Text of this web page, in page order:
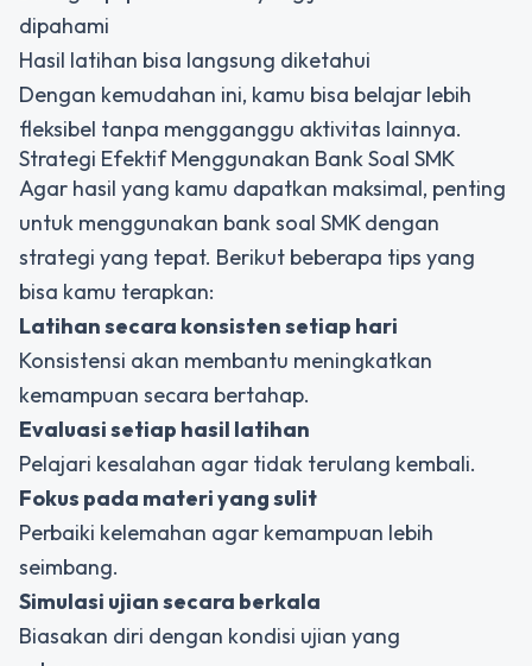
dipahami
Hasil latihan bisa langsung diketahui
Dengan kemudahan ini, kamu bisa belajar lebih
fleksibel tanpa mengganggu aktivitas lainnya.
Strategi Efektif Menggunakan Bank Soal SMK
Agar hasil yang kamu dapatkan maksimal, penting
untuk menggunakan bank soal SMK dengan
strategi yang tepat. Berikut beberapa tips yang
bisa kamu terapkan:
Latihan secara konsisten setiap hari
Konsistensi akan membantu meningkatkan
kemampuan secara bertahap.
Evaluasi setiap hasil latihan
Pelajari kesalahan agar tidak terulang kembali.
Fokus pada materi yang sulit
Perbaiki kelemahan agar kemampuan lebih
seimbang.
Simulasi ujian secara berkala
Biasakan diri dengan kondisi ujian yang